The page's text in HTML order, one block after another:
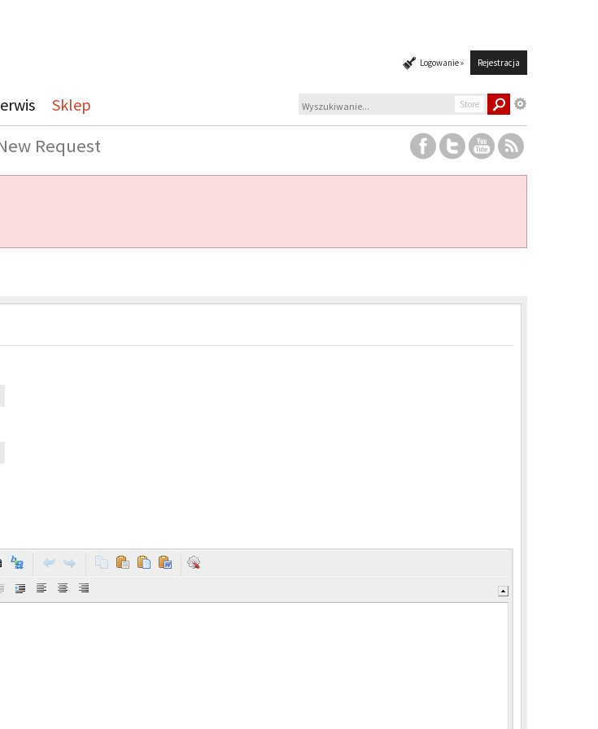
Logowanie » Rejestracja
Sklep Store
Request